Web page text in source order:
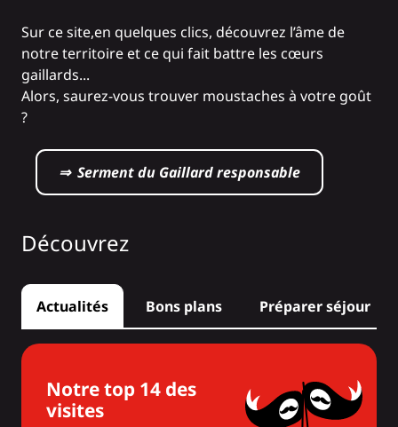
Sur ce site,en quelques clics, découvrez l’âme de
notre territoire et ce qui fait battre les cœurs
gaillards...
Alors, saurez-vous trouver moustaches à votre goût
?
⇒ Serment du Gaillard responsable
Découvrez
Actualités Bons plans Préparer séjour
Notre top 14 des
visites